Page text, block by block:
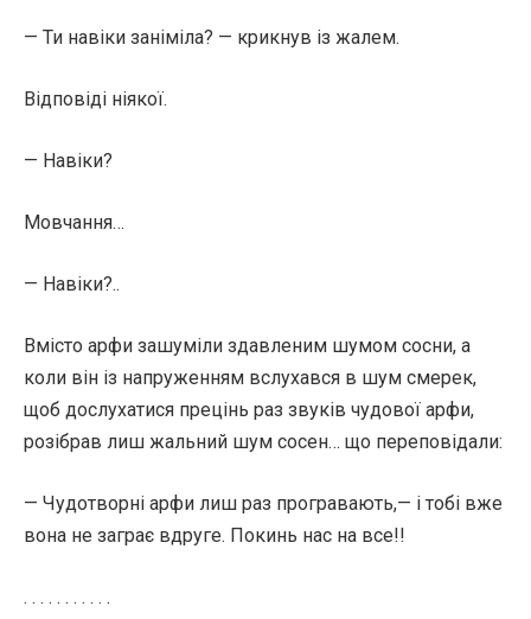
— Ти навіки заніміла? — крикнув із жалем.
Відповіді ніякої.
— Навіки?
Мовчання…
— Навіки?..
Вмісто арфи зашуміли здавленим шумом сосни, а
коли він із напруженням вслухався в шум смерек,
щоб дослухатися прецінь раз звуків чудової арфи,
розібрав лиш жальний шум сосен… що переповідали:
— Чудотворні арфи лиш раз програвають,— і тобі вже
вона не заграє вдруге. Покинь нас на все!!
. . . . . . . . . . .